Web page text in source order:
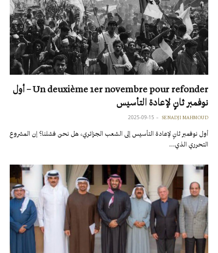
Un deuxième 1er novembre pour refonder – أول
نوفمبر ثانٍ لإعادة التأسيس
SENADJI MAHMOUD
2025-09-15
أول نوفمبر ثانٍ لإعادة التأسيس إلى الشعب الجزائري، هل نحن فشلنا؟ إن المشروع
التحرري الذي…